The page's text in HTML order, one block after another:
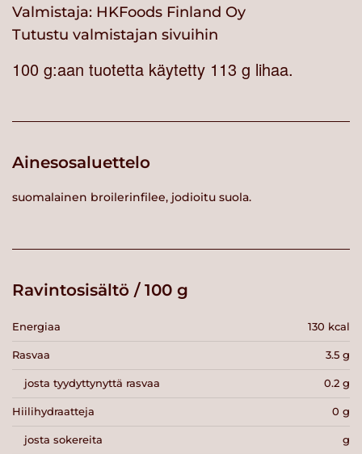
Valmistaja: HKFoods Finland Oy
Tutustu valmistajan sivuihin
100 g:aan tuotetta käytetty 113 g lihaa.
Ainesosaluettelo
suomalainen broilerinfilee, jodioitu suola.
Ravintosisältö / 100 g
Energiaa 130 kcal
Rasvaa 3.5 g
josta tyydyttynyttä rasvaa 0.2 g
Hiilihydraatteja 0 g
josta sokereita g